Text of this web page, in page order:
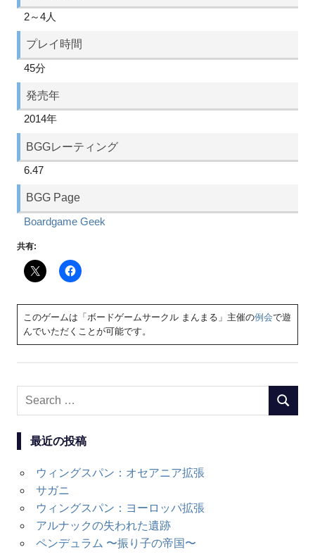
2～4人
プレイ時間
45分
発売年
2014年
BGGレーティング
6.47
BGG Page
Boardgame Geek
共有:
このゲームは「ボードゲームサークル まんまる」主催の例会で遊
んでいただくことが可能です。
Search
最近の投稿
ウィングスパン：オセアニア拡張
サガニ
ウィングスパン：ヨーロッパ拡張
アルナックの失われた遺跡
ペンデュラム 〜振り子の帝国〜